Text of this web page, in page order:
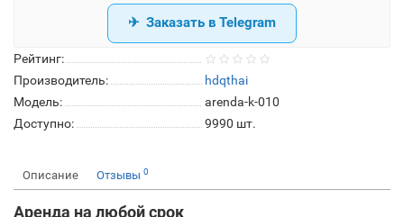
Рейтинг:
Производитель:
hdqthai
Модель:
arenda-k-010
Доступно:
9990 шт.
Заказать в Telegram
Описание Отзывы 0
Аренда на любой срок